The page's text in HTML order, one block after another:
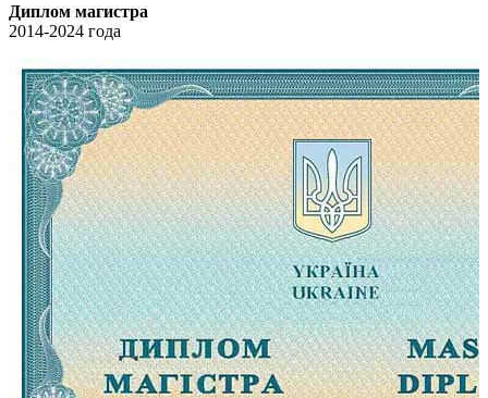
Диплом магистра
2014-2024 года